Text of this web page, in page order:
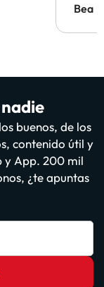
Bea
buenos, de los
contenido útil y
y App. 200 mil
¿te apuntas